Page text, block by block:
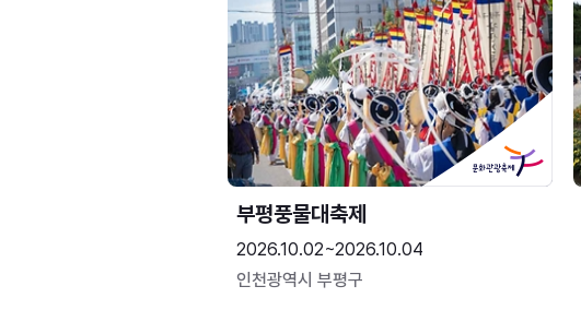
부평풍물대축제
2026.10.02~2026.10.04
인천광역시 부평구